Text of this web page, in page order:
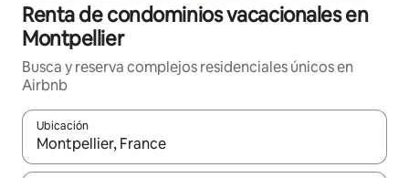
Renta de condominios vacacionales en
Montpellier
Busca y reserva complejos residenciales únicos en
Airbnb
Ubicación
Cuando los resultados estén disponibles, podrás navegar